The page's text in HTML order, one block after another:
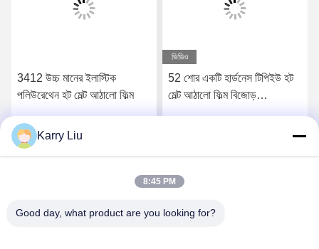
3412 উচ্চ মানের ইলাস্টিক
পলিউরেথেন হট মেল্ট আঠালো ফিল্ম
ভিডিও
52 শোর একটি হার্ডনেস টিপিইউ হট
মেল্ট আঠালো ফিল্ম বিজোড়
Karry Liu
8:45 PM
Good day, what product are you looking for?